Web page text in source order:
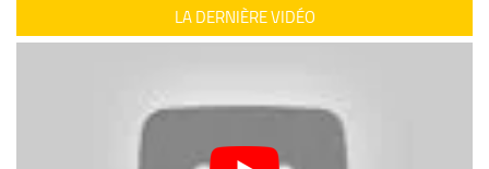
LA DERNIÈRE VIDÉO